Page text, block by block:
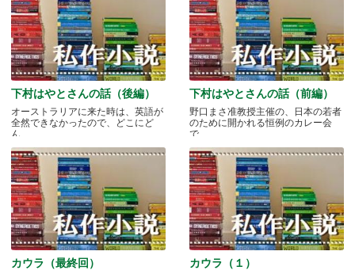
下村はやとさんの話（後編）
オーストラリアに来た時は、英語が
全然できなかったので、どこにど
ん.....
下村はやとさんの話（前編）
野口まさ准教授主催の、日本の若者
のために開かれる恒例のカレー会
で.....
カウラ（最終回） カウラ（１）